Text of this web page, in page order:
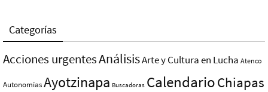
Categorías
Acciones urgentesAnálisisArte y Cultura en Lucha Atenco
AutonomíasAyotzinapa Buscadoras CalendarioChiapas